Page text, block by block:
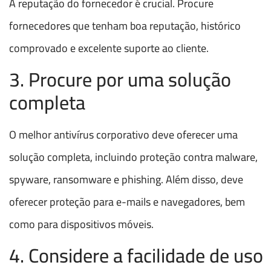
fornecedores que tenham boa reputação, histórico
comprovado e excelente suporte ao cliente.
3. Procure por uma solução
completa
O melhor antivírus corporativo deve oferecer uma
solução completa, incluindo proteção contra malware,
spyware, ransomware e phishing. Além disso, deve
oferecer proteção para e-mails e navegadores, bem
como para dispositivos móveis.
4. Considere a facilidade de uso